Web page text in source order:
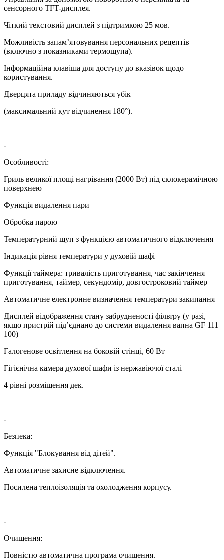
сенсорного TFT-дисплея.
Чіткий текстовий дисплей з підтримкою 25 мов.
Можливість запам’ятовування персональних рецептів
(включно з показниками термощупа).
Інформаційна клавіша для доступу до вказівок щодо
користування.
Дверцята приладу відчиняються убік
(максимальний кут відчинення 180°).
+
-
Особливості:
Гриль великої площі нагрівання (2000 Вт) під склокерамічною
поверхнею
Функція видалення пари
Обробка парою
Температурний щуп з функцією автоматичного відключення
Індикація рівня температури у духовій шафі
Функції таймера: тривалість приготування, час закінчення
приготування, таймер, секундомір, довгостроковий таймер
Автоматичне електронне визначення температури закипання
Дисплей відображення стану забрудненості фільтру (у разі,
якщо пристрій під’єднано до системи видалення вапна GF 111
100)
Галогенове освітлення на боковій стінці, 60 Вт
Гігієнічна камера духової шафи із нержавіючої сталі
4 рівні розміщення дек.
+
-
Безпека:
Функція "Блокування від дітей".
Автоматичне захисне відключення.
Посилена теплоізоляція та охолодження корпусу.
+
-
Очищення:
Повністю автоматична програма очищення.